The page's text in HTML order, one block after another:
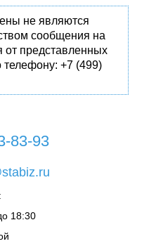
не являются
сообщения на
от представленных
телефону: +7 (499)
83-93
18:30